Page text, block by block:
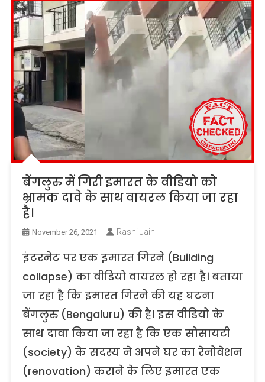
बेंगलुरु में गिरी इमारत के वीडियो को
भ्रामक दावे के साथ वायरल किया जा रहा
है।
November 26, 2021 Rashi Jain
इंटरनेट पर एक इमारत गिरने (Building
collapse) का वीडियो वायरल हो रहा है। बताया
जा रहा है कि इमारत गिरने की यह घटना
बेंगलुरु (Bengaluru) की है। इस वीडियो के
साथ दावा किया जा रहा है कि एक सोसायटी
(society) के सदस्य ने अपने घर का रेनोवेशन
(renovation) कराने के लिए इमारत एक